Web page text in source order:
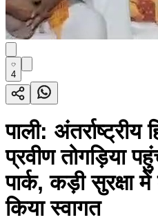
4
पाली: अंतर्राष्ट्रीय
प्रवीण तोगड़िया
पार्क, कड़ी सुरक्षा
किया स्वागत